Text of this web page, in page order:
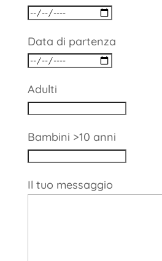
Data di partenza
Adulti
Bambini >10 anni
Il tuo messaggio